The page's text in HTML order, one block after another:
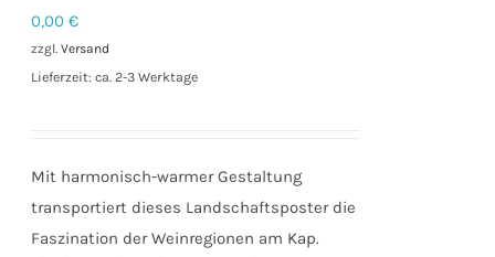
0,00€
zzgl.Versand
Lieferzeit: ca. 2-3 Werktage
Mit harmonisch-warmer Gestaltung
transportiert dieses Landschaftsposter die
Faszination der Weinregionen am Kap.